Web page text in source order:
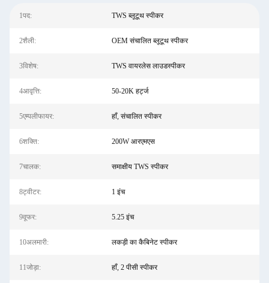
1पद: TWS ब्लूटूथ स्पीकर
2शैली: OEM संचालित ब्लूटूथ स्पीकर
3विशेष: TWS वायरलेस लाउडस्पीकर
4आवृत्ति: 50-20K हर्ट्ज
5एम्पलीफायर: हाँ, संचालित स्पीकर
6शक्ति: 200W आरएमएस
7चालक: समाक्षीय TWS स्पीकर
8ट्वीटर: 1 इंच
9वूफर: 5.25 इंच
10अलमारी: लकड़ी का कैबिनेट स्पीकर
11जोड़ा: हाँ, 2 पीसी स्पीकर